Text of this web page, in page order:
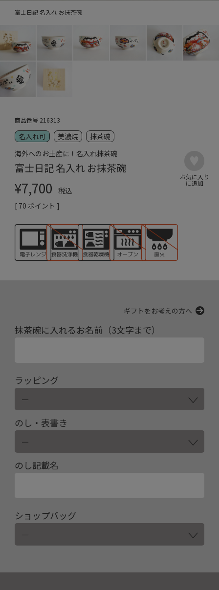
富士日記 名入れ お抹茶碗
商品番号 216313
名入れ可 美濃焼
抹茶碗
海外へのお土産に！名入れ抹茶碗
富士日記 名入れ お抹茶碗
¥7,700
税込
[ 70 ポイント ]
ギフトをお考えの方へ
抹茶碗に入れるお名前（3文字まで）
ラッピング
のし・表書き
のし記載名
ショップバッグ